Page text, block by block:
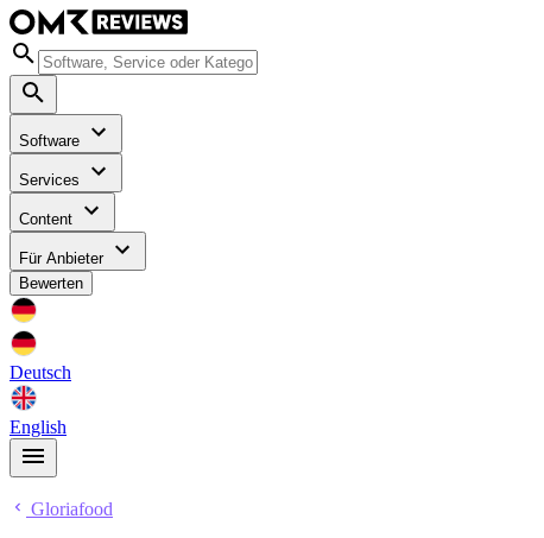
Software
Services
Content
Für Anbieter
Bewerten
Deutsch
English
Gloriafood